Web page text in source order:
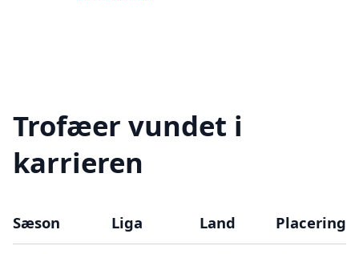
Trofæer vundet i
karrieren
Sæson Liga Land Placering